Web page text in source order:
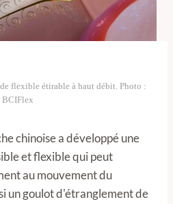
flexible étirable à haut débit. Photo :
BCIFlex
chinoise a développé une
et flexible qui peut
au mouvement du
un goulot d'étranglement de